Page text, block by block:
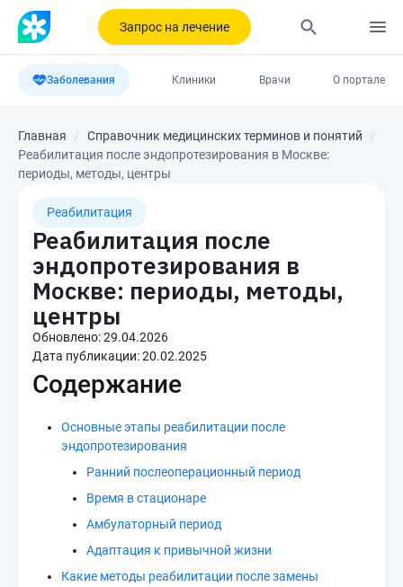
Запрос на лечение
Заболевания Клиники Врачи О портале
Главная
Справочник медицинских терминов и понятий
Реабилитация после эндопротезирования в Москве:
периоды, методы, центры
Реабилитация
Реабилитация после
эндопротезирования в
Москве: периоды, методы,
центры
Обновлено:29.04.2026
Дата публикации:20.02.2025
Содержание
Основные этапы реабилитации после
эндопротезирования
Ранний послеоперационный период
Время в стационаре
Амбулаторный период
Адаптация к привычной жизни
Какие методы реабилитации после замены